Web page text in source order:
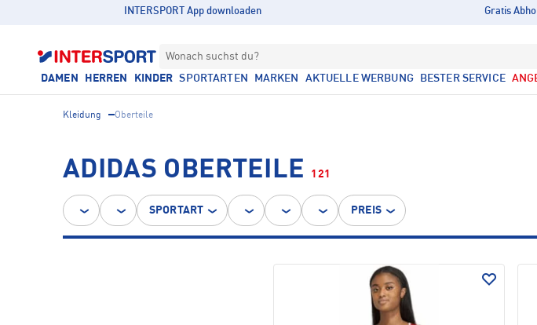
INTERSPORT App downloaden Gratis
Wonach suchst du?
DAMEN HERREN KINDER SPORTARTEN MARKEN AKTUELLE WERBUNG BESTER SERVICE
Kleidung Oberteile
ADIDAS OBERTEILE 121
SPORTART PREIS